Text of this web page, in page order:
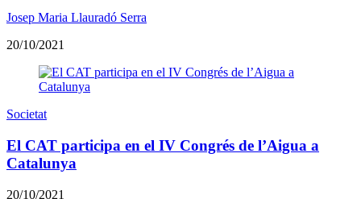
Josep Maria Llauradó Serra
20/10/2021
Societat
El CAT participa en el IV Congrés de l’Aigua a
Catalunya
20/10/2021